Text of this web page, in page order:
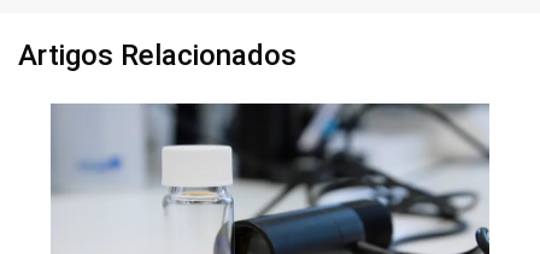
Artigos Relacionados